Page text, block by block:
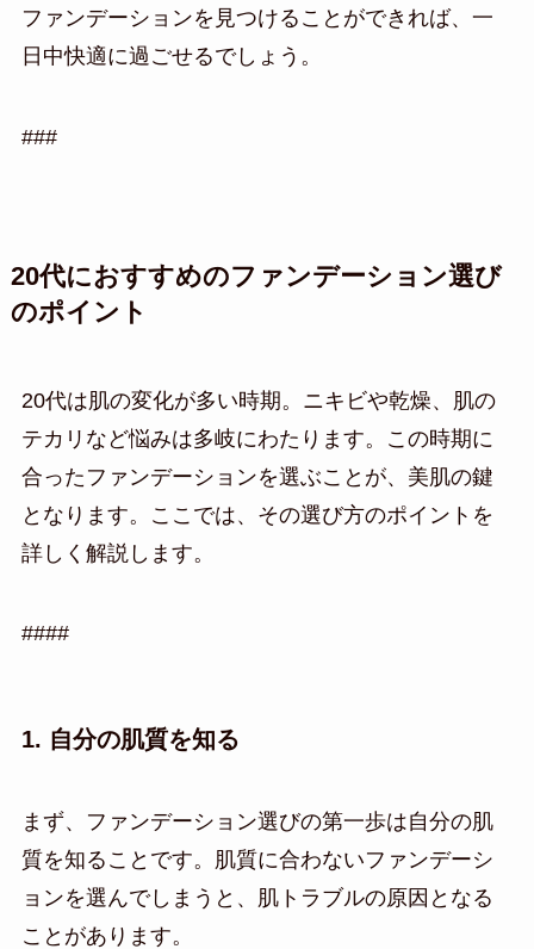
ファンデーションを見つけることができれば、一
日中快適に過ごせるでしょう。
###
20代におすすめのファンデーション選び
のポイント
20代は肌の変化が多い時期。ニキビや乾燥、肌の
テカリなど悩みは多岐にわたります。この時期に
合ったファンデーションを選ぶことが、美肌の鍵
となります。ここでは、その選び方のポイントを
詳しく解説します。
####
1. 自分の肌質を知る
まず、ファンデーション選びの第一歩は自分の肌
質を知ることです。肌質に合わないファンデーシ
ョンを選んでしまうと、肌トラブルの原因となる
ことがあります。